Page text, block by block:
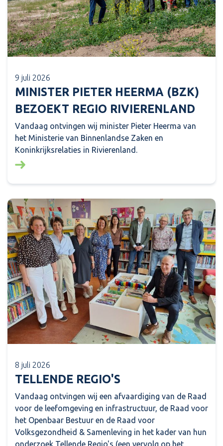
9 juli 2026
MINISTER PIETER HEERMA (BZK)
BEZOEKT REGIO RIVIERENLAND
Vandaag ontvingen wij minister Pieter Heerma van
het Ministerie van Binnenlandse Zaken en
Koninkrijksrelaties in Rivierenland.
Lees meer over: Minister Pieter Heerma (BZK)
8 juli 2026
TELLENDE REGIO'S
Vandaag ontvingen wij een afvaardiging van de Raad
voor de leefomgeving en infrastructuur, de Raad voor
het Openbaar Bestuur en de Raad voor
Volksgezondheid & Samenleving in het kader van hun
onderzoek Tellende Regio's (een vervolg op het